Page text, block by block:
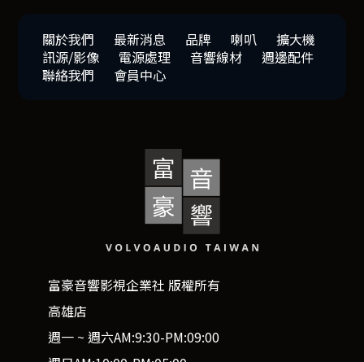
關於我們 最新消息 品牌 喇叭
擴大機
訊源/影像
電源處理 音響線材
週邊配件
聯絡我們
會員中心
富豪音響影視企業社 版權所有
高雄店
週一 ~ 週六AM:9:30-PM:09:00